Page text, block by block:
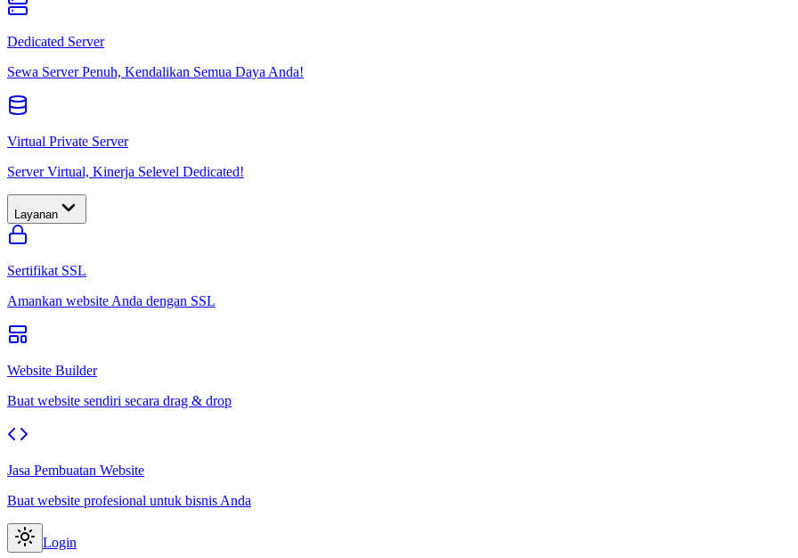
Dedicated Server
Sewa Server Penuh, Kendalikan Semua Daya Anda!
Virtual Private Server
Server Virtual, Kinerja Selevel Dedicated!
Layanan
Sertifikat SSL
Amankan website Anda dengan SSL
Website Builder
Buat website sendiri secara drag & drop
Jasa Pembuatan Website
Buat website profesional untuk bisnis Anda
Login